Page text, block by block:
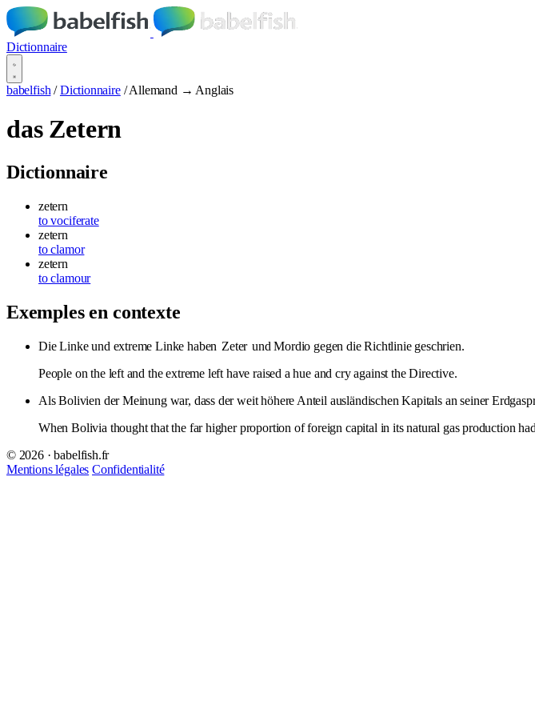
Dictionnaire
babelfish / Dictionnaire / Allemand → Anglais
das Zetern
Dictionnaire
zetern
to vociferate
zetern
to clamor
zetern
to clamour
Exemples en contexte
Die Linke und extreme Linke haben Zeter und Mordio gegen die Richtlinie geschrien.
People on the left and the extreme left have raised a hue and cry against the Directive.
Als Bolivien der Meinung war, dass der weit höhere Anteil ausländischen Kapitals an seiner
When Bolivia thought that the far higher proportion of foreign capital in its natural gas production
© 2026 · babelfish.fr
Mentions légales Confidentialité